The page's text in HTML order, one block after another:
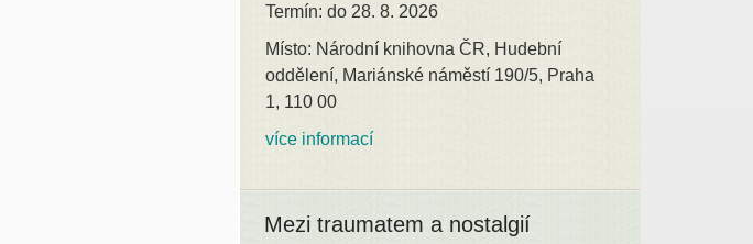
Termín: do 28. 8. 2026
Místo: Národní knihovna ČR, Hudební
oddělení, Mariánské náměstí 190/5, Praha
1, 110 00
více informací
Mezi traumatem a nostalgií